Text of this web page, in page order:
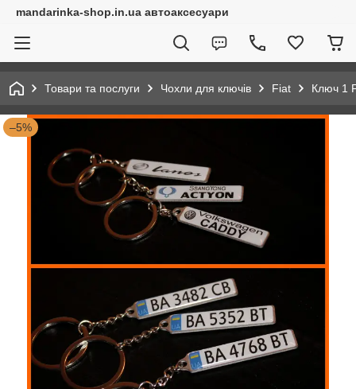
mandarinka-shop.in.ua автоаксесуари
Товари та послуги Чохли для ключів Fiat Ключ 1
–5%